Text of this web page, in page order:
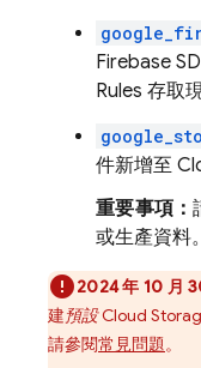
Firebase
Rules 存取
件新增至
重要事項：
或生產資料。
2024 年 10 月
建預設Cloud
請參閱常見問題。